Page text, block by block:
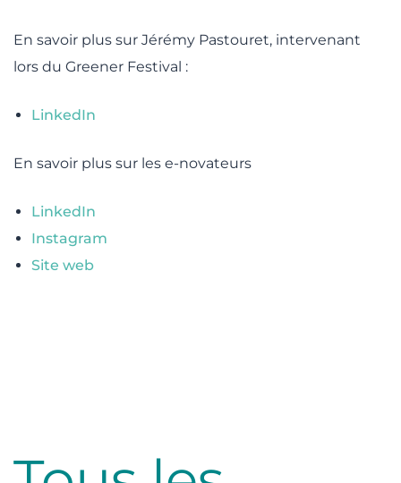
En savoir plus sur Jérémy Pastouret, intervenant
lors du Greener Festival :
LinkedIn
En savoir plus sur les e-novateurs
LinkedIn
Instagram
Site web